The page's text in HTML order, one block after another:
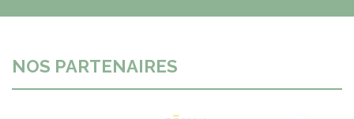
NOS PARTENAIRES